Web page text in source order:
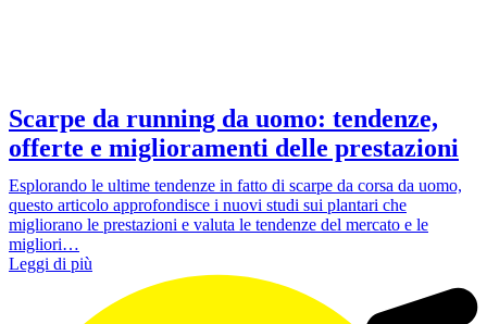
Scarpe da running da uomo: tendenze,
offerte e miglioramenti delle prestazioni
Esplorando le ultime tendenze in fatto di scarpe da corsa da uomo,
questo articolo approfondisce i nuovi studi sui plantari che
migliorano le prestazioni e valuta le tendenze del mercato e le
migliori…
Leggi di più